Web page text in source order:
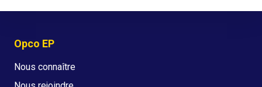
Opco EP
Nous connaître